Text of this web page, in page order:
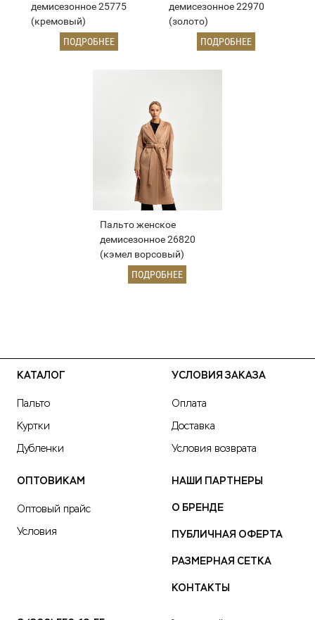
демисезонное 25775
(кремовый)
ПОДРОБНЕЕ
демисезонное 22970
(золото)
ПОДРОБНЕЕ
Пальто женское
демисезонное 26820
(кэмел ворсовый)
ПОДРОБНЕЕ
КАТАЛОГ
Пальто
Куртки
Дубленки
УСЛОВИЯ ЗАКАЗА
Оплата
Доставка
Условия возврата
ОПТОВИКАМ
Оптовый прайс
Условия
НАШИ ПАРТНЕРЫ
О БРЕНДЕ
ПУБЛИЧНАЯ ОФЕРТА
РАЗМЕРНАЯ СЕТКА
КОНТАКТЫ